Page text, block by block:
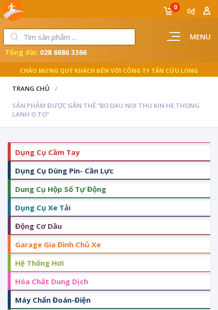
MENU
0 0₫
CHÀO MỪNG QUÝ KHÁCH ĐẾN VỚI CÔNG TY TÂN CỬU LONG
Tổng đài: 028 6686 3366
TRANG CHỦ
SẢN PHẨM ĐƯỢC GẮN THẺ “BO DAU NOI THU KIN HE THONG
LANH O TO”
Dụng Cụ Cầm Tay
Dụng Cụ Dùng Pin- Cần Lực
Dung Cụ Hộp Số Tự Động
Dụng Cụ Xe Tải
Động Cơ Dầu
Garage Gia Đình Chủ Xe
Hệ Thống Hơi
Hóa Chất Dung Dịch
Máy Chẩn Đoán-Điện